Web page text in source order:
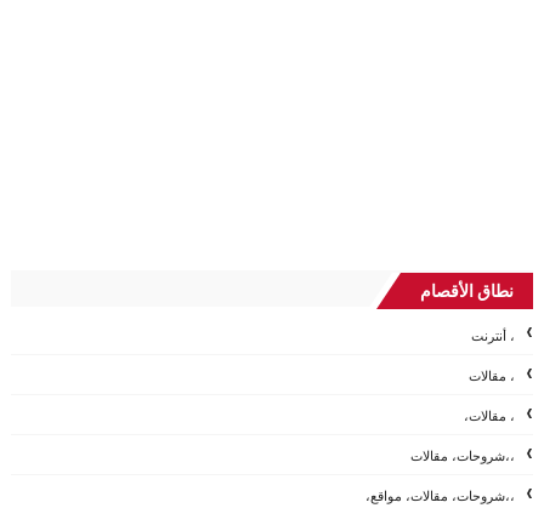
نطاق الأقصام
، أنترنت
، مقالات
، مقالات،
،،شروحات، مقالات
،،شروحات، مقالات، مواقع،